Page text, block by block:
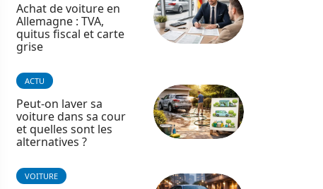
Achat de voiture en
Allemagne : TVA,
quitus fiscal et carte
grise
ACTU
Peut-on laver sa
voiture dans sa cour
et quelles sont les
alternatives ?
VOITURE